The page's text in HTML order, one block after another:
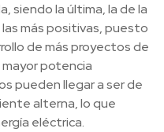
siendo la última, la de la
las más positivas, puesto
de más proyectos de
potencia
pueden llegar a ser de
alterna, lo que
eléctrica.